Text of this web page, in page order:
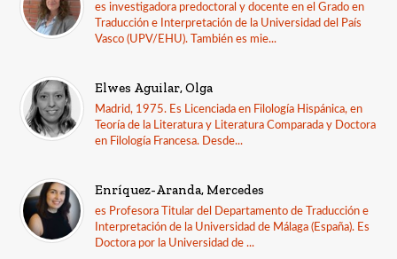
es investigadora predoctoral y docente en el Grado en
Traducción e Interpretación de la Universidad del País
Vasco (UPV/EHU). También es mie...
Elwes Aguilar, Olga
Madrid, 1975. Es Licenciada en Filología Hispánica, en
Teoría de la Literatura y Literatura Comparada y Doctora
en Filología Francesa. Desde...
Enríquez-Aranda, Mercedes
es Profesora Titular del Departamento de Traducción e
Interpretación de la Universidad de Málaga (España). Es
Doctora por la Universidad de ...